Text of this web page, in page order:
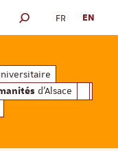
des
d'Alsace
SEARCH ENGINE
FR EN